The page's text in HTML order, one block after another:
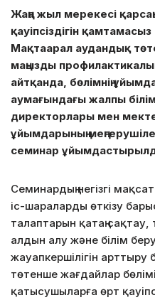
Жаңа жыл мерекесі
қауіпсіздігін
Мақтаарал аудандық
маңызды
айтқанда, бөлімнің
аумағындағы жалпы
директорлары мен
ұйымдарының
семинар
Семинардың негізгі
іс-шараларды өткізу
талаптарын қатаң
алдын алу және білім
жауапкершілігін
төтенше жағдайлар
қатысушыларға өрт